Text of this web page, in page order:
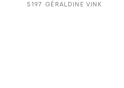
5197 GÉRALDINE VINK